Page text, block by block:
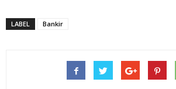
LABEL Bankir